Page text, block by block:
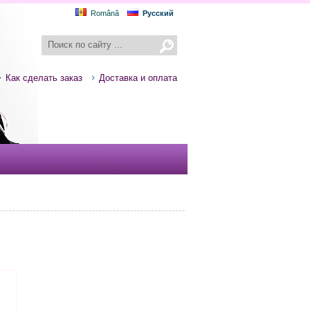
Română Русский
Как сделать заказ Доставка и оплата